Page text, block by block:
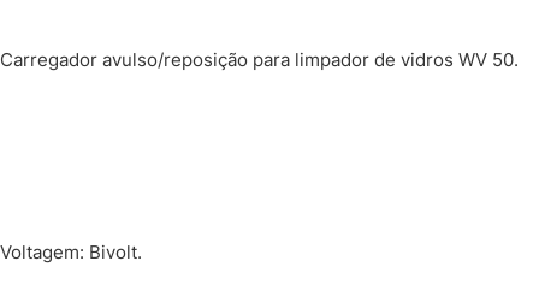
Carregador avulso/reposição para limpador de vidros WV 50.
Voltagem: Bivolt.